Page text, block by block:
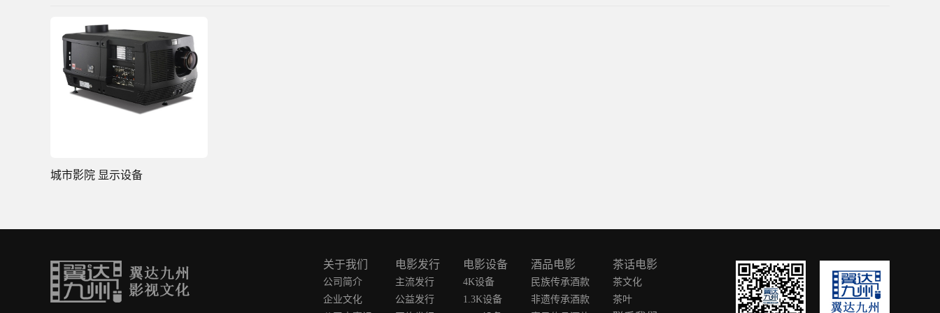
城市影院 显示设备
关于我们
公司简介
企业文化
电影发行
主流发行
公益发行
电影设备
4K设备
1.3K设备
酒品电影
民族传承酒款
非遗传承酒款
茶话电影
茶文化
茶叶